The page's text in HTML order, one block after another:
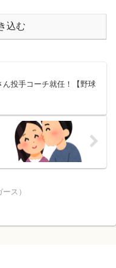
込む
ん投手コーチ就任！【野球
ス）